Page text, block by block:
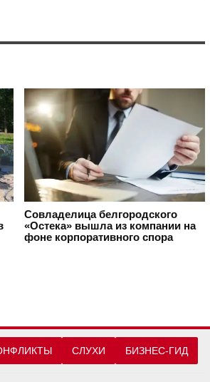
Совладелица белгородского
«Остека» вышла из компании на
фоне корпоративного спора
СЛУХИ БИЗНЕС-ГИД